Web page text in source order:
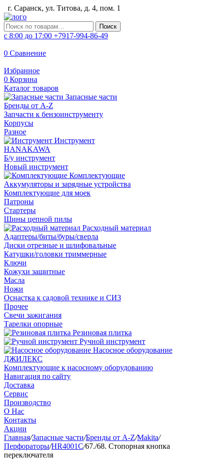
г. Саранск, ул. Титова, д. 4, пом. 1
Искать: Поиск
с 8:00 до 17:00 +7917-994-86-49
0 Сравнение
Избранное
0 Корзина
Каталог товаров
Запасные части
Бренды от A-Z
Запчасти к бензоинструменту
Корпусы
Разное
Инструмент
HANAKAWA
Б/у инструмент
Новый инструмент
Комплектующие
Аккумуляторы и зарядные устройства
Комплектующие для моек
Патроны
Стартеры
Шины цепной пилы
Расходный материал
Адаптеры/биты/буры/сверла
Диски отрезные и шлифовальные
Катушки/головки триммерные
Ключи
Кожухи защитные
Масла
Ножи
Оснастка к садовой технике и СИЗ
Прочее
Свечи зажигания
Тарелки опорные
Резиновая плитка
Ручной инструмент
Насосное оборудование
ДЖИЛЕКС
Комплектующие к насосному оборудованию
Навигация по сайту
Доставка
Сервис
Производство
О Нас
Контакты
Акции
Главная/Запасные части/Бренды от A-Z/Makita/
Перфораторы/HR4001C/67./68. Стопорная кнопка
переключателя